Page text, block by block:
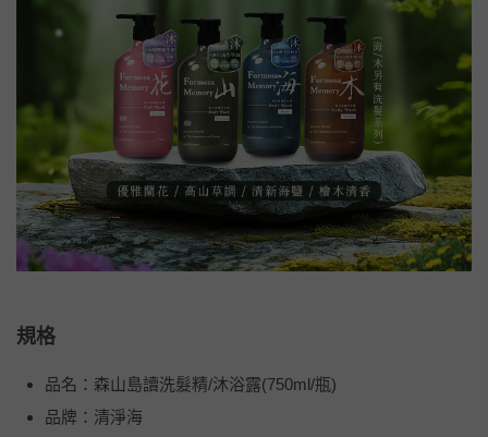
規格
品名：森山島讀洗髮精/沐浴露(750ml/瓶)
品牌：清淨海